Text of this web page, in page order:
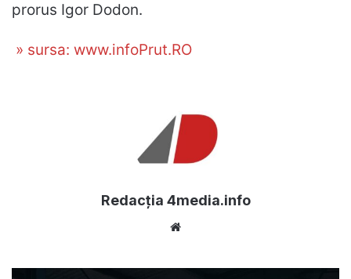
prorus Igor Dodon.
» sursa: www.infoPrut.RO
Redacția 4media.info